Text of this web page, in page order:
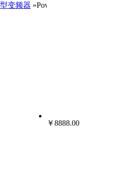
变频器 »PowerFlex753系列
￥8888.00